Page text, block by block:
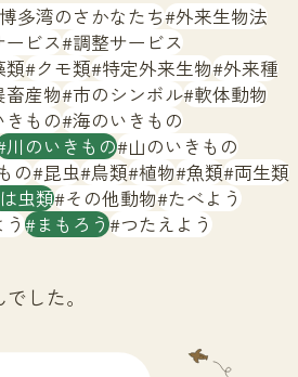
中 大
かウェブセンターとは
トマップ
博多湾のさかなたち 外来生物法
ービス 調整サービス
類 クモ類 特定外来生物 外来種
畜産物 市のシンボル 軟体動物
きもの 海のいきもの
川のいきもの 山のいきもの
の 昆虫 鳥類 植物 魚類 両生類
は虫類 その他動物 たべよう
う まもろう つたえよう
した。